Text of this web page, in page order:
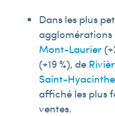
Dans les plus
agglomérations
Mont-Laurier
(+19 %), de
Saint-Hyacinthe
affiché les plus
ventes.